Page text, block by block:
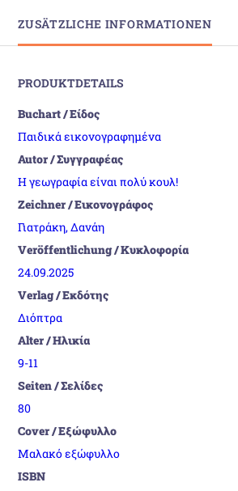
ZUSÄTZLICHE INFORMATIONEN
PRODUKTDETAILS
Buchart / Είδος
Παιδικά εικονογραφημένα
Autor / Συγγραφέας
Η γεωγραφία είναι πολύ κουλ!
Zeichner / Εικονογράφος
Γιατράκη, Δανάη
Veröffentlichung / Κυκλοφορία
24.09.2025
Verlag / Εκδότης
Διόπτρα
Alter / Ηλικία
9-11
Seiten / Σελίδες
80
Cover / Εξώφυλλο
Μαλακό εξώφυλλο
ISBN